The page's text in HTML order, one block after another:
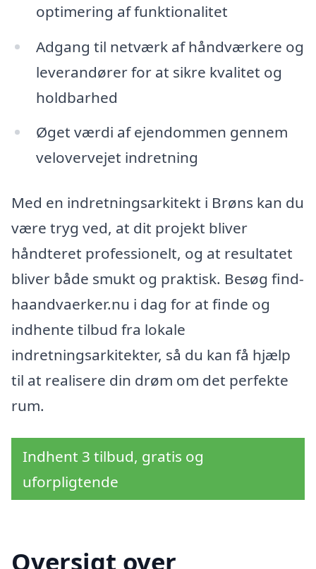
optimering af funktionalitet
Adgang til netværk af håndværkere og
leverandører for at sikre kvalitet og
holdbarhed
Øget værdi af ejendommen gennem
velovervejet indretning
Med en indretningsarkitekt i Brøns kan du
være tryg ved, at dit projekt bliver
håndteret professionelt, og at resultatet
bliver både smukt og praktisk. Besøg find-
haandvaerker.nu i dag for at finde og
indhente tilbud fra lokale
indretningsarkitekter, så du kan få hjælp
til at realisere din drøm om det perfekte
rum.
Indhent 3 tilbud, gratis og
uforpligtende
Oversigt over